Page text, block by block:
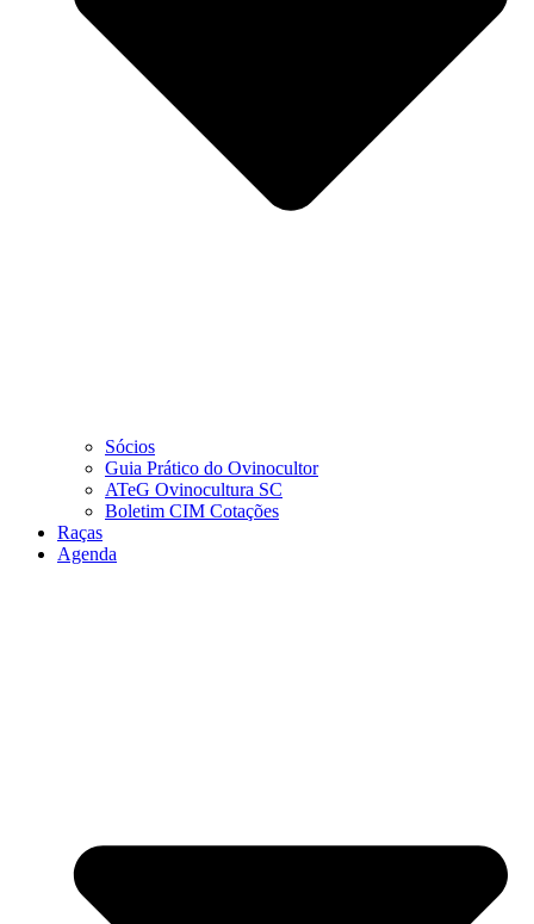
Sócios
Guia Prático do Ovinocultor
ATeG Ovinocultura SC
Boletim CIM Cotações
Raças
Agenda